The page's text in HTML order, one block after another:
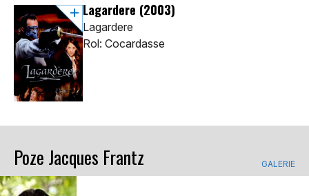
Lagardere (2003)
Lagardere
Rol: Cocardasse
Poze Jacques Frantz GALERIE